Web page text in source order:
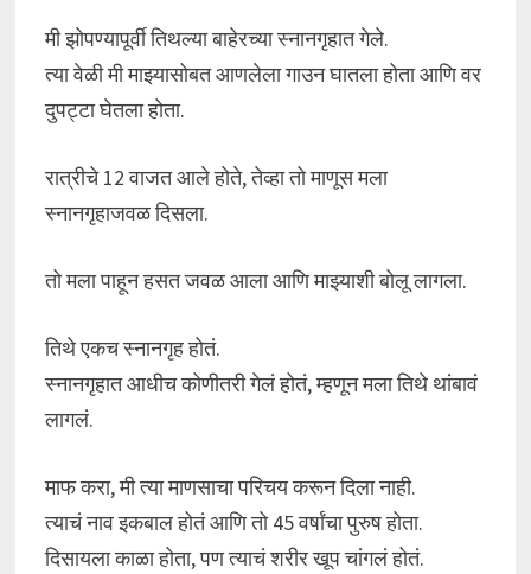
मी झोपण्यापूर्वी तिथल्या बाहेरच्या स्नानगृहात गेले.
त्या वेळी मी माझ्यासोबत आणलेला गाउन घातला होता आणि वर
दुपट्टा घेतला होता.
रात्रीचे 12 वाजत आले होते, तेव्हा तो माणूस मला
स्नानगृहाजवळ दिसला.
तो मला पाहून हसत जवळ आला आणि माझ्याशी बोलू लागला.
तिथे एकच स्नानगृह होतं.
स्नानगृहात आधीच कोणीतरी गेलं होतं, म्हणून मला तिथे थांबावं
लागलं.
माफ करा, मी त्या माणसाचा परिचय करून दिला नाही.
त्याचं नाव इकबाल होतं आणि तो 45 वर्षांचा पुरुष होता.
दिसायला काळा होता, पण त्याचं शरीर खूप चांगलं होतं.